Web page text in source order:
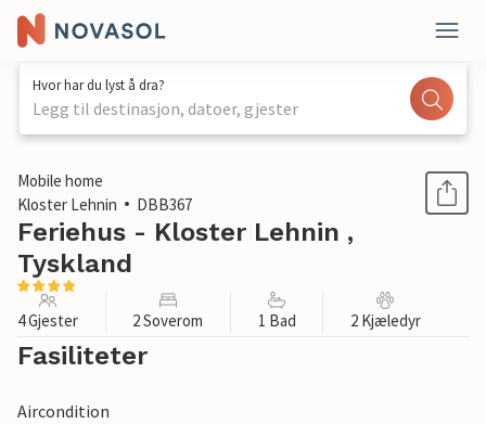
Hvor har du lyst å dra?
Legg til destinasjon, datoer, gjester
1 / 1
Mobile home
Kloster Lehnin
DBB367
Feriehus - Kloster Lehnin ,
Tyskland
4 Gjester 2 Soverom 1 Bad 2 Kjæledyr
Fasiliteter
Aircondition